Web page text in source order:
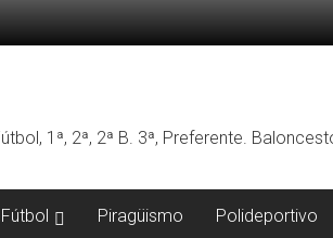
1ª, 2ª, 2ª B. 3ª, Preferente.
Fútbol Piragüismo Polideportivo